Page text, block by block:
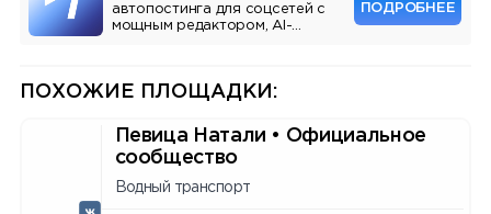
автопостинга для соцсетей с
мощным редактором, AI-
ПОДРОБНЕЕ
ПОХОЖИЕ ПЛОЩАДКИ:
Певица Натали • Официальное
сообщество
Водный транспорт